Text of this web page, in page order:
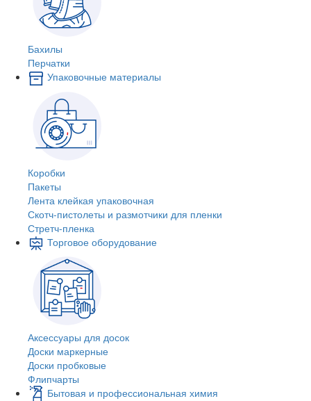
Бахилы
Перчатки
Упаковочные материалы
Коробки
Пакеты
Лента клейкая упаковочная
Скотч-пистолеты и размотчики для пленки
Стретч-пленка
Торговое оборудование
Аксессуары для досок
Доски маркерные
Доски пробковые
Флипчарты
Бытовая и профессиональная химия